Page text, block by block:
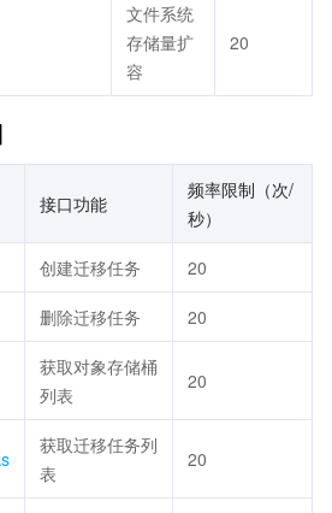
文件系统
存储量扩
容
20
接口功能
频率限制（次/
秒）
创建迁移任务 20
删除迁移任务 20
获取对象存储桶
列表
20
获取迁移任务列
表
20